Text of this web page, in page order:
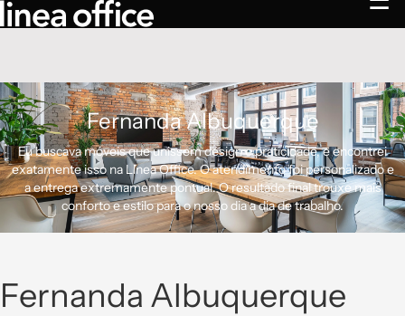
Fernanda Albuquerque
Eu buscava móveis que unissem design e praticidade, e encontrei
exatamente isso na Linea Office. O atendimento foi personalizado e
a entrega extremamente pontual. O resultado final trouxe mais
conforto e estilo para o nosso dia a dia de trabalho.
Fernanda Albuquerque